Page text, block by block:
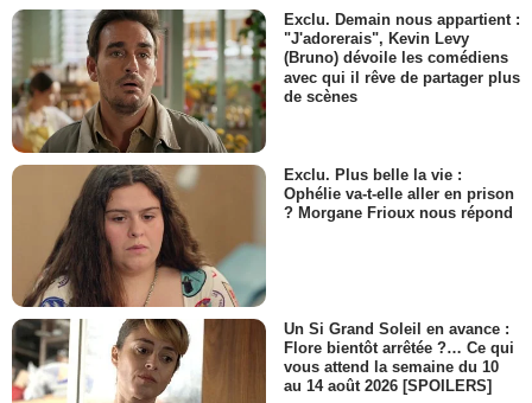
Exclu. Demain nous appartient :
"J'adorerais", Kevin Levy
(Bruno) dévoile les comédiens
avec qui il rêve de partager plus
de scènes
Exclu. Plus belle la vie :
Ophélie va-t-elle aller en prison
? Morgane Frioux nous répond
Un Si Grand Soleil en avance :
Flore bientôt arrêtée ?… Ce qui
vous attend la semaine du 10
au 14 août 2026 [SPOILERS]